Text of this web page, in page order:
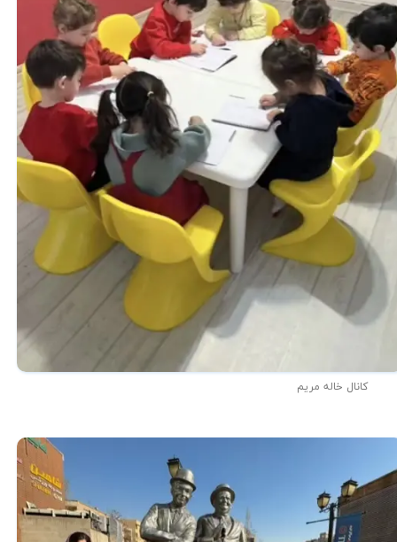
کانال خاله مریم